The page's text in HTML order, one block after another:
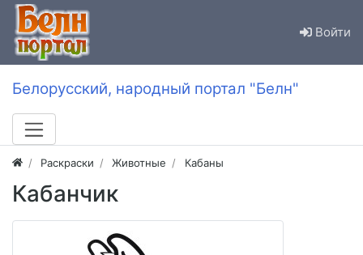
Войти
Белорусский, народный портал "Белн"
Раскраски Животные Кабаны
Кабанчик